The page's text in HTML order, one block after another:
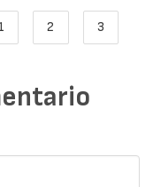
Page Page
2
Página
3